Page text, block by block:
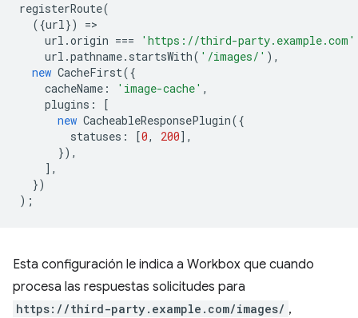
registerRoute(
({url}) =
url .origin ===
'https://third-party.example.com'
url .pathname. startsWith( '/images/' ),
new CacheFirst({
cacheName : 'image-cache' ,
plugins :
[
new CacheableResponsePlugin({
statuses : [0, 200],
}),
],
})
);
Esta configuración le indica a Workbox que cuando
procesa las respuestas solicitudes para
https://third-party.example.com/images/ ,